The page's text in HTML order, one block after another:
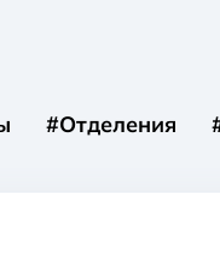
#Отделения